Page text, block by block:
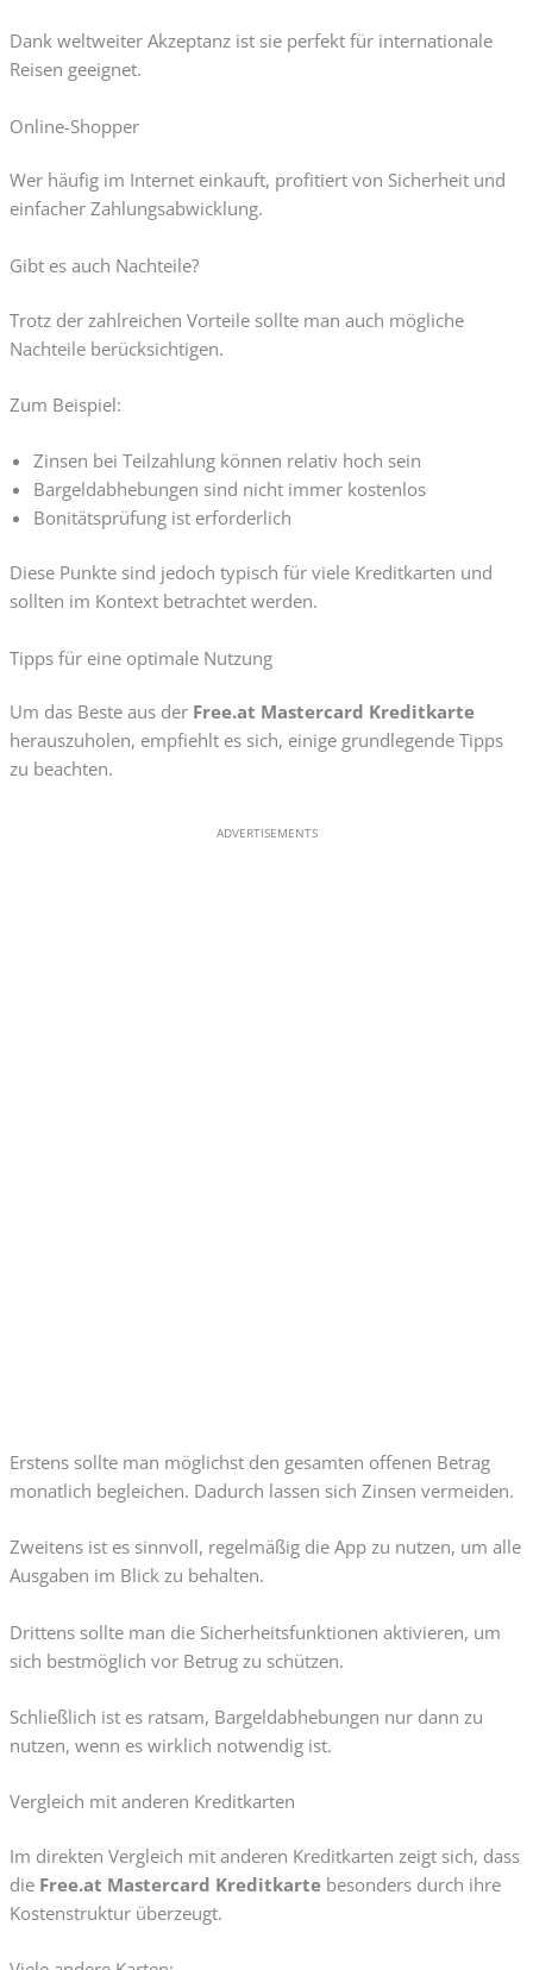
Dank weltweiter Akzeptanz ist sie perfekt für internationale
Reisen geeignet.
Online-Shopper
Wer häufig im Internet einkauft, profitiert von Sicherheit und
einfacher Zahlungsabwicklung.
Gibt es auch Nachteile?
Trotz der zahlreichen Vorteile sollte man auch mögliche
Nachteile berücksichtigen.
Zum Beispiel:
Zinsen bei Teilzahlung können relativ hoch sein
Bargeldabhebungen sind nicht immer kostenlos
Bonitätsprüfung ist erforderlich
Diese Punkte sind jedoch typisch für viele Kreditkarten und
sollten im Kontext betrachtet werden.
Tipps für eine optimale Nutzung
Um das Beste aus der Free.at Mastercard Kreditkarte
herauszuholen, empfiehlt es sich, einige grundlegende Tipps
zu beachten.
ADVERTISEMENTS
Erstens sollte man möglichst den gesamten offenen Betrag
monatlich begleichen. Dadurch lassen sich Zinsen vermeiden.
Zweitens ist es sinnvoll, regelmäßig die App zu nutzen, um alle
Ausgaben im Blick zu behalten.
Drittens sollte man die Sicherheitsfunktionen aktivieren, um
sich bestmöglich vor Betrug zu schützen.
Schließlich ist es ratsam, Bargeldabhebungen nur dann zu
nutzen, wenn es wirklich notwendig ist.
Vergleich mit anderen Kreditkarten
Im direkten Vergleich mit anderen Kreditkarten zeigt sich, dass
die Free.at Mastercard Kreditkartebesonders durch ihre
Kostenstruktur überzeugt.